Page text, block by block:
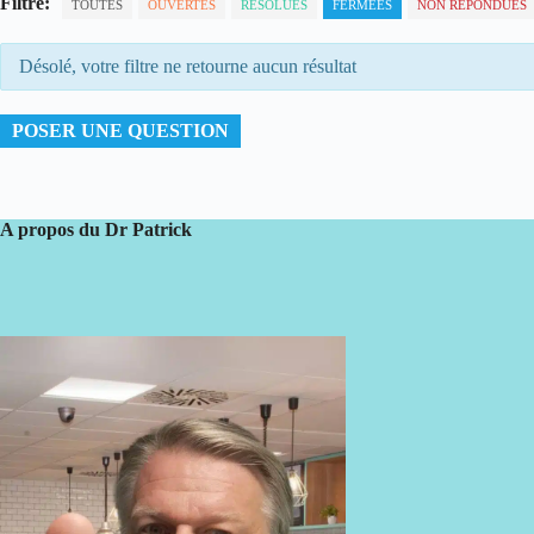
TOUTES OUVERTES RÉSOLUES FERMÉES NON RÉPONDUES
Désolé, votre filtre ne retourne aucun résultat
POSER UNE QUESTION
A propos du Dr Patrick